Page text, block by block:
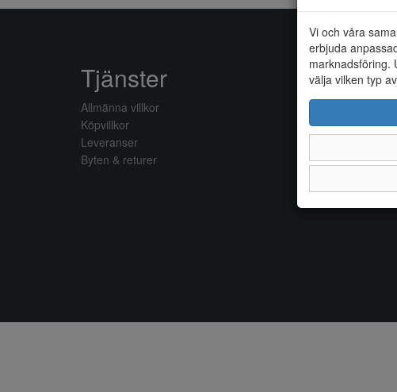
Vi och våra
erbjuda
marknadsföring.
välja vilken typ
Tjänster
Allmänna villkor
Köpvillkor
Leveranser
Byten & returer